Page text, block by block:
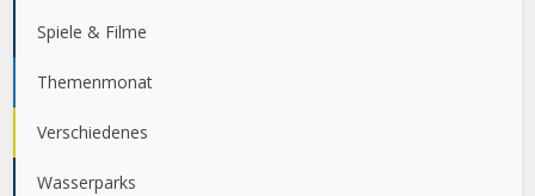
Spiele & Filme
Themenmonat
Verschiedenes
Wasserparks